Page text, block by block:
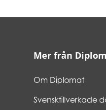
Mer från
Om Diplomat
Svensktillverkade